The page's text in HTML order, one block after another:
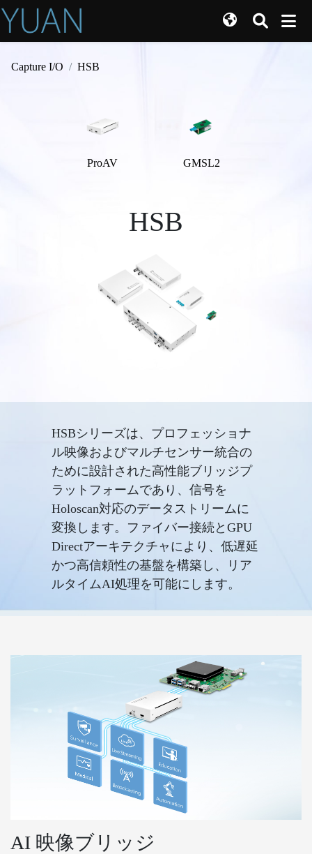
Capture I/O HSB
ProAV GMSL2
HSB
HSBシリーズは、プロフェッショナ
ル映像およびマルチセンサー統合の
ために設計された高性能ブリッジプ
ラットフォームであり、信号を
Holoscan対応のデータストリームに
変換します。ファイバー接続とGPU
Directアーキテクチャにより、低遅延
かつ高信頼性の基盤を構築し、リア
ルタイムAI処理を可能にします。
AI 映像ブリッジ